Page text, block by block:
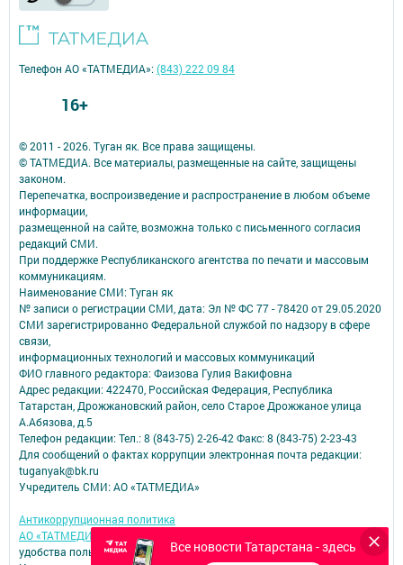
Все новости Татарстана - здесь
© 2011 - 2026. Туган як. Все права защищены.
© ТАТМЕДИА. Все материалы, размещенные на сайте, защищены
законом.
Перепечатка, воспроизведение и распространение в любом объеме
информации,
размещенной на сайте, возможна только с письменного согласия
редакций СМИ.
При поддержке Республиканского агентства по печати и массовым
коммуникациям.
Наименование СМИ: Туган як
№ записи о регистрации СМИ, дата: Эл № ФС 77 - 78420 от 29.05.2020
СМИ зарегистрированно Федеральной службой по надзору в сфере
связи,
информационных технологий и массовых коммуникаций
ФИО главного редактора: Фаизова Гулия Вакифовна
Адрес редакции: 422470, Российская Федерация, Республика
Татарстан, Дрожжановский район, село Старое Дрожжаное улица
А.Абязова, д.5
Телефон редакции: Тел.: 8 (843-75) 2-26-42 Факс: 8 (843-75) 2-23-43
Для сообщений о фактах коррупции электронная почта редакции:
tuganyak@bk.ru
Учредитель СМИ: АО «ТАТМЕДИА»
Антикоррупционная политика
АО «ТАТМЕДИА» использует «cookie»
для персонализации сервисов и
удобства пользователей сайтом.
Телефон АО «ТАТМЕДИА»:(843) 222 09 84
16+